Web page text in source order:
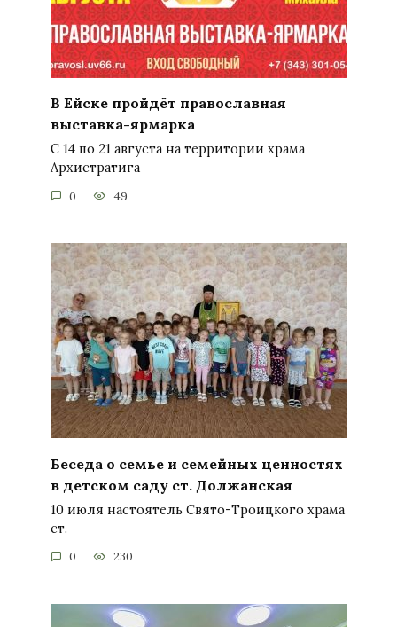
В Ейске пройдёт православная
выставка-ярмарка
С 14 по 21 августа на территории храма
Архистратига
0 49
Беседа о семье и семейных ценностях
в детском саду ст. Должанская
10 июля настоятель Свято-Троицкого храма
ст.
0 230